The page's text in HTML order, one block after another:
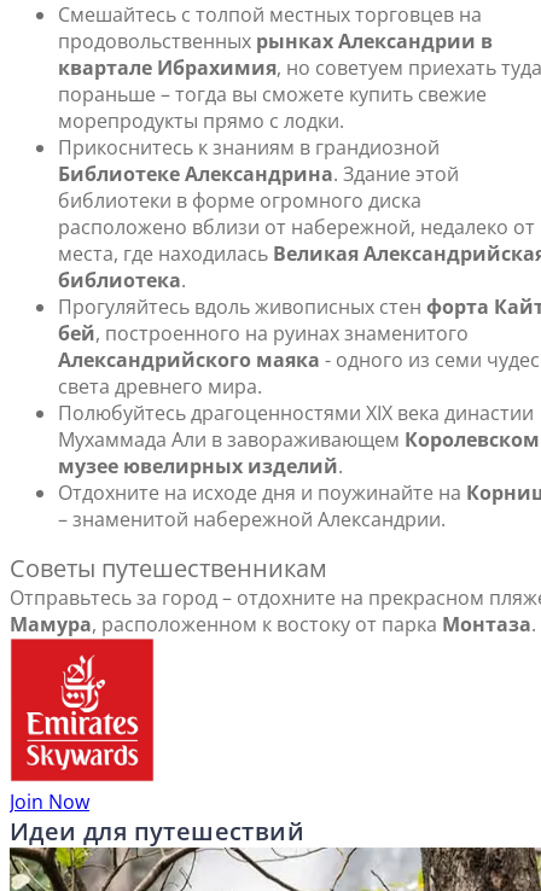
Смешайтесь с толпой местных торговцев на
продовольственных рынках Александрии в
квартале Ибрахимия, но советуем приехать туда
пораньше – тогда вы сможете купить свежие
морепродукты прямо с лодки.
Прикоснитесь к знаниям в грандиозной
Библиотеке Александрина. Здание этой
библиотеки в форме огромного диска
расположено вблизи от набережной, недалеко от
места, где находилась Великая
библиотека.
Прогуляйтесь вдоль живописных стен форта
бей, построенного на руинах знаменитого
Александрийского маяка - одного из семи чудес
света древнего мира.
Полюбуйтесь драгоценностями XIX века династии
Мухаммада Али в завораживающем Королевском
музее ювелирных изделий.
Отдохните на исходе дня и поужинайте на
– знаменитой набережной Александрии.
Советы путешественникам
Отправьтесь за город – отдохните на прекрасном
Мамура, расположенном к востоку от парка Монтаза.
Join Now
Идеи для путешествий